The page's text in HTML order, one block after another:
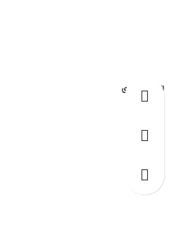
اتمام موجودی